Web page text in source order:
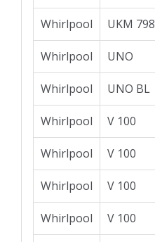
Whirlpool UKM 798
Whirlpool UNO
Whirlpool UNO BL
Whirlpool V 100
Whirlpool V 100
Whirlpool V 100
Whirlpool V 100